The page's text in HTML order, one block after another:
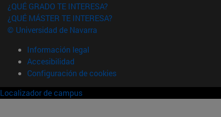
¿QUÉ GRADO TE INTERESA?
¿QUÉ MÁSTER TE INTERESA?
© Universidad de Navarra
Información legal
Accesibilidad
Configuración de cookies
Localizador de campus